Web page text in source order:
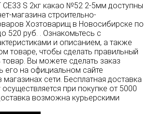
S 2кг какао №52 2-5мм доступны
магазина строительно-
Хозтоварищ в Новосибирске по
520 руб. . Ознакомьтесь с
и описанием, а также
товаре, чтобы сделать правильный
Вы можете сделать заказ
его на официальном сайте
сети. Бесплатная доставка
при покупке от 5000
возможна курьерскими